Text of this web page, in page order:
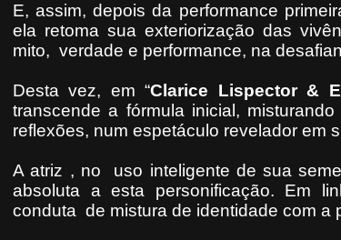
E, assim, depois da performance
ela retoma sua exteriorização das
mito, verdade e performance, na
Desta vez, em “Clarice Lispector &
transcende a fórmula inicial,
reflexões, num espetáculo revelador em
A atriz , no
uso inteligente de sua
absoluta a esta personificação. Em
conduta de mistura de identidade com a